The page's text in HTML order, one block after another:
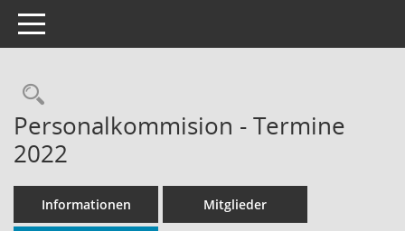
Toggle navigation
Rechercheauswahl
Personalkommision - Termine
2022
Informationen Mitglieder